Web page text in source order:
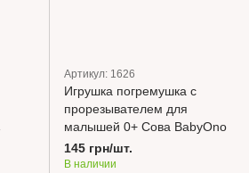
Артикул: 1626
Игрушка погремушка с
прорезывателем для
малышей 0+ Сова BabyOno
145 грн/шт.
В наличии